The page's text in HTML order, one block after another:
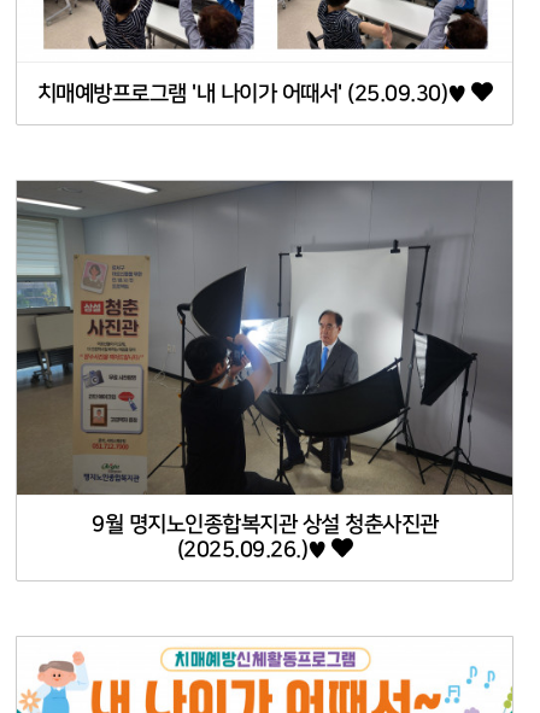
치매예방프로그램 '내 나이가 어때서' (25.09.30)♥
9월 명지노인종합복지관 상설 청춘사진관
(2025.09.26.)♥